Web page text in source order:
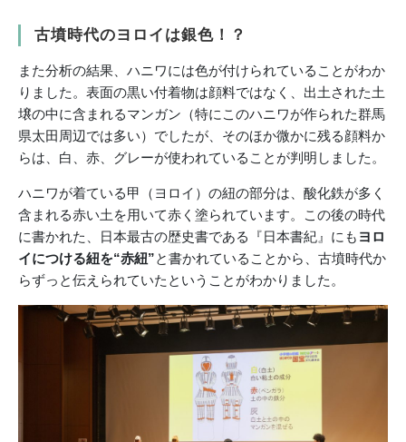
古墳時代のヨロイは銀色！？
また分析の結果、ハニワには色が付けられていることがわか
りました。表面の黒い付着物は顔料ではなく、出土された土
壌の中に含まれるマンガン（特にこのハニワが作られた群馬
県太田周辺では多い）でしたが、そのほか微かに残る顔料か
らは、白、赤、グレーが使われていることが判明しました。
ハニワが着ている甲（ヨロイ）の紐の部分は、酸化鉄が多く
含まれる赤い土を用いて赤く塗られています。この後の時代
に書かれた、日本最古の歴史書である『日本書紀』にも ヨロ
イにつける紐を“赤紐”と書かれていることから、古墳時代か
らずっと伝えられていたということがわかりました。